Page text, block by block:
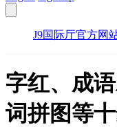
J9国际厅官方网
字红、成
词拼图等